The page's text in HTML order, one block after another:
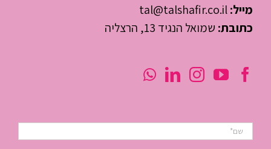
מייל:tal@talshafir.co.il
כתובת: שמואל הנגיד 13, הרצליה